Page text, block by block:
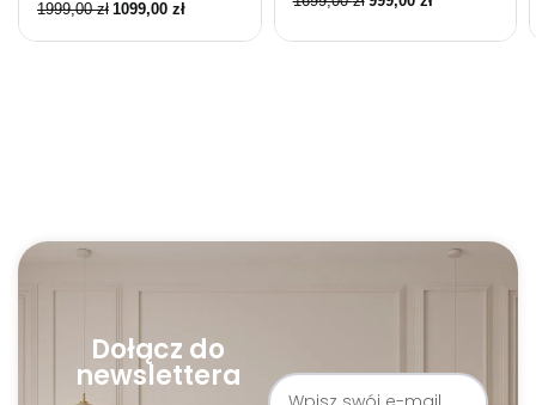
1999,00zł 1099,00 zł
Dołącz do
newslettera